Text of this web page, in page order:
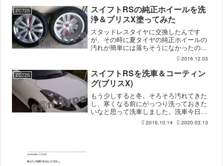
ぜか更新の度にサイズが小さくなってい
くのは変わら...
ZC72S
スイフトRSの純正ホイールを洗
浄＆ブリスX塗ってみた
スタッドレスタイヤに交換したんです
が、その時に夏タイヤの純正ホイールの
汚れが簡単には落ちそうになかったので
軽く洗って放置していたので、ちゃんと
洗うことに。ホイール洗浄スイフトRSは
太平洋側から来た車なんで、前オーナー
は外してホイールを洗って...
2016.12.03
ZC72S
スイフトRSを洗車＆コーティン
グ(ブリスX)
もう少しすると冬。そろそろ汚れてきた
し、寒くなる前にがっつり洗っておきた
いなと思って洗車しました。洗車今日は
久しぶりに時間をかけて洗車です。洗車
グッズは特に新しく購入していないの
2016.10.14 2020.03.13